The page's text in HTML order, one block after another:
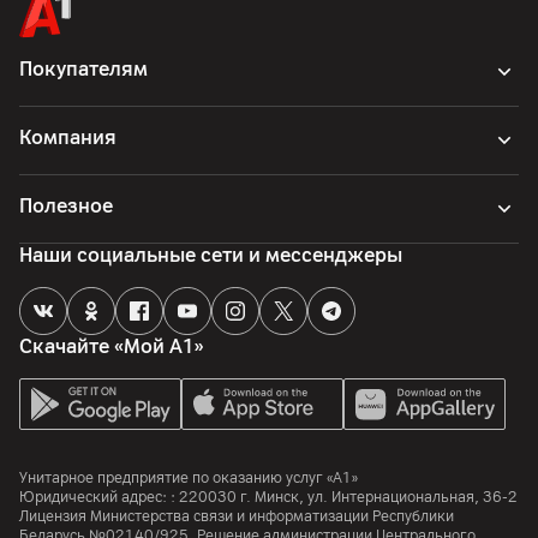
Huawei Device Co., Ltd. Китайская Народная Республика,
Administration Building №2, Xincheng Road, Songshan Lake
Zone, Dongguan, Guandong, 523808
Страна производитель
Китай
Комплект поставки
футляр, комплектная документация, наушники, кабель
Покупателям
Компания
Полезное
Скачайте «Мой А1»
Наши социальные сети и мессенджеры
Унитарное предприятие по оказанию услуг «А1»
Юридический адрес: : 220030 г. Минск, ул. Интернациональная, 36-2
Лицензия Министерства связи и информатизации Республики